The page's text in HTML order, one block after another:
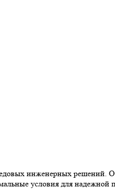
инженерных решений.
условия для надежной